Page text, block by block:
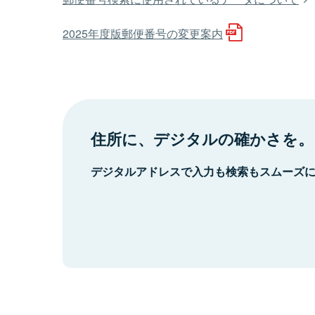
2025年度版郵便番号の変更案内
住所に、デジタルの確かさを。
デジタルアドレスで入力も検索もスムーズ